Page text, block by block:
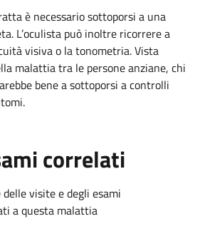
è necessario sottoporsi a una
L’oculista può inoltre ricorrere a
visiva o la tonometria. Vista
malattia tra le persone anziane, chi
bene a sottoporsi a controlli
correlati
delle visite e degli esami
a questa malattia